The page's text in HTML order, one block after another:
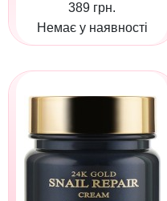
389 грн.
Немає у наявності